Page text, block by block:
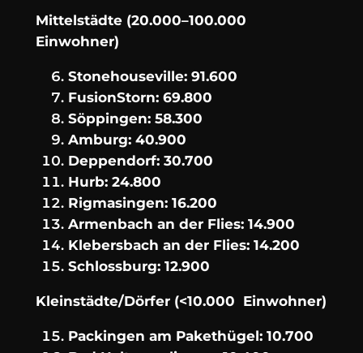
Mittelstädte (20.000–100.000
Einwohner)
Stonehouseville: 91.600
FusionStorn: 69.800
Söppingen: 58.300
Amburg: 40.900
Deppendorf: 30.700
Hurb: 24.800
Rigmasingen: 16.200
Armenbach an der Flies: 14.900
Klebersbach an der Flies: 14.200
Schlossburg: 12.900
Kleinstädte/Dörfer (<10.000 Einwohner)
Packingen am Pakethügel: 10.700